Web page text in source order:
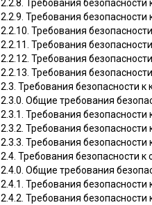
2.2.8. Требования
2.2.9. Требования
2.2.10. Требования
2.2.11. Требования
2.2.12. Требования
2.2.13. Требования
2.3. Требования безопасности
2.3.0. Общие требования
2.3.1. Требования безопасности
2.3.2. Требования
2.3.3. Требования безопасности
2.4. Требования безопасности
2.4.0. Общие требования
2.4.1. Требования
2.4.2. Требования